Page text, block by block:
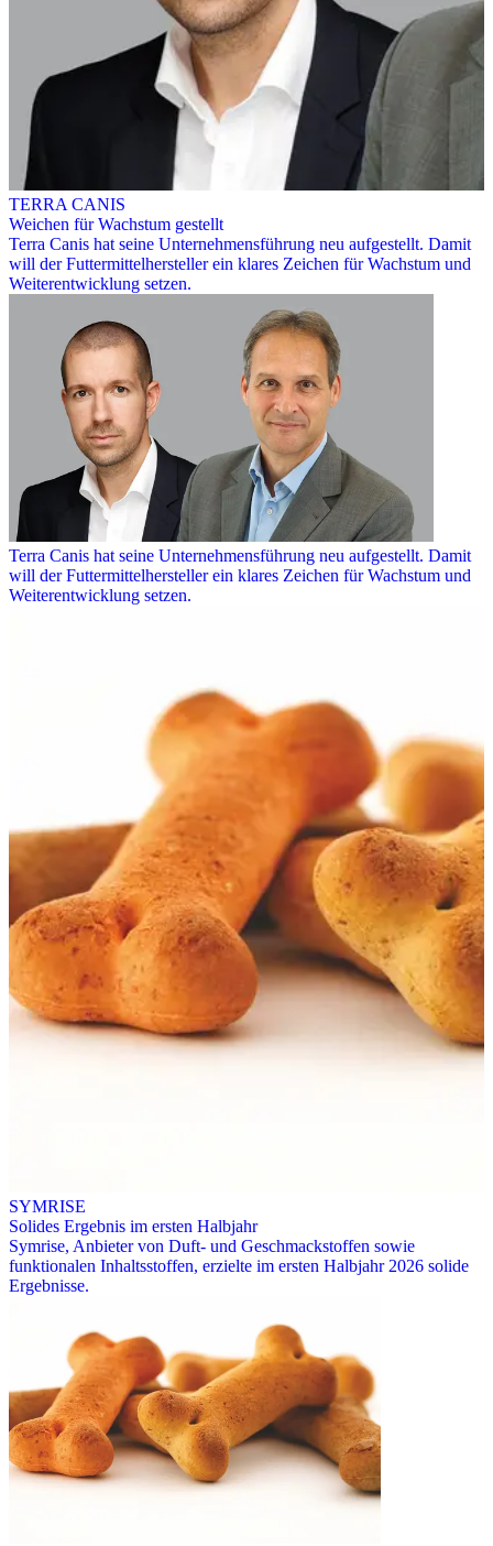
TERRA CANIS
Weichen für Wachstum gestellt
Terra Canis hat seine Unternehmensführung neu aufgestellt. Damit
will der Futtermittelhersteller ein klares Zeichen für Wachstum und
Weiterentwicklung setzen.
Terra Canis hat seine Unternehmensführung neu aufgestellt. Damit
will der Futtermittelhersteller ein klares Zeichen für Wachstum und
Weiterentwicklung setzen.
SYMRISE
Solides Ergebnis im ersten Halbjahr
Symrise, Anbieter von Duft- und Geschmackstoffen sowie
funktionalen Inhaltsstoffen, erzielte im ersten Halbjahr 2026 solide
Ergebnisse.